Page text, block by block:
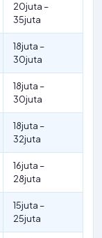
20juta –
35juta
18juta –
30juta
18juta –
30juta
18juta –
32juta
16juta –
28juta
15juta –
25juta